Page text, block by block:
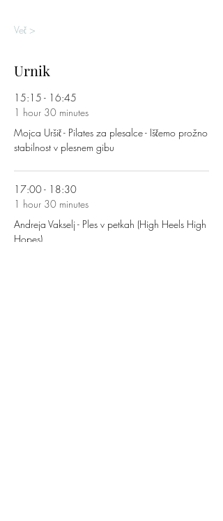
Več >
Urnik
15:15 - 16:45
1 hour 30 minutes
Mojca Uršič - Pilates za plesalce - Iščemo prožno
stabilnost v plesnem gibu
17:00 - 18:30
1 hour 30 minutes
Andreja Vakselj - Ples v petkah (High Heels High
Hopes)